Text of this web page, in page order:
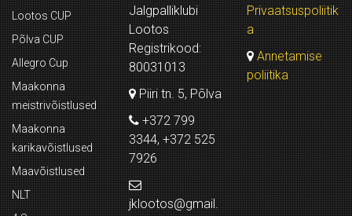
Lootos CUP
Põlva CUP
Allegro Cup
Maakonna
meistrivõistlused
Maakonna
karikavõistlused
Maavõistlused
NLT
Jalgpalliklubi
Lootos
Registrikood:
80031013
Piiri tn. 5, Põlva
+372 799
3344, +372 525
7926
jklootos@gmail.
Privaatsuspoliitik
a
Annetamise
poliitika